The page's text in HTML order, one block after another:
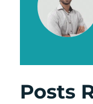
Posts